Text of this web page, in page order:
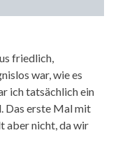
friedlich,
war, wie es
ich tatsächlich ein
Das erste Mal mit
aber nicht, da wir